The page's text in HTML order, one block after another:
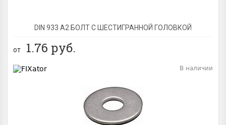
DIN 933 А2 БОЛТ С ШЕСТИГРАННОЙ ГОЛОВКОЙ
от 1.76 руб.
В наличии